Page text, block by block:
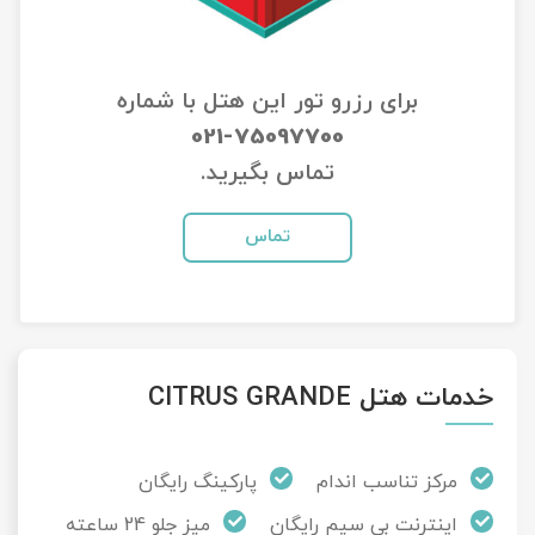
برای رزرو تور این هتل با شماره
021-75097700
تماس بگیرید.
تماس
خدمات هتل CITRUS GRANDE
مرکز تناسب اندام
پارکینگ رایگان
اینترنت بی سیم رایگان
میز جلو 24 ساعته
تور آفرود